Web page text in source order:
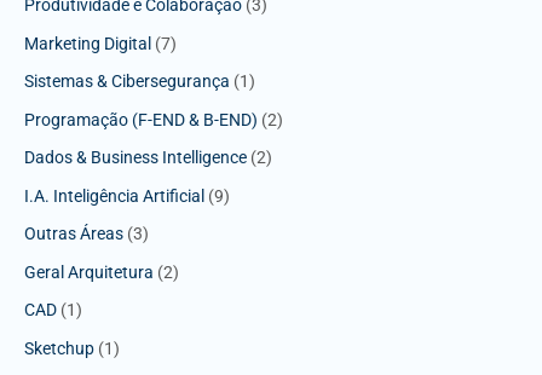
Produtividade e Colaboração (3)
Marketing Digital (7)
Sistemas & Cibersegurança (1)
Programação (F-END & B-END) (2)
Dados & Business Intelligence (2)
I.A. Inteligência Artificial (9)
Outras Áreas (3)
Geral Arquitetura (2)
CAD (1)
Sketchup (1)